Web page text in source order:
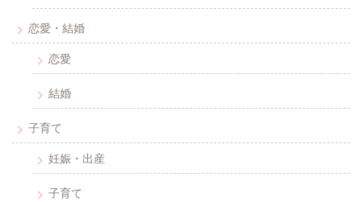
恋愛・結婚
恋愛
結婚
子育て
妊娠・出産
子育て